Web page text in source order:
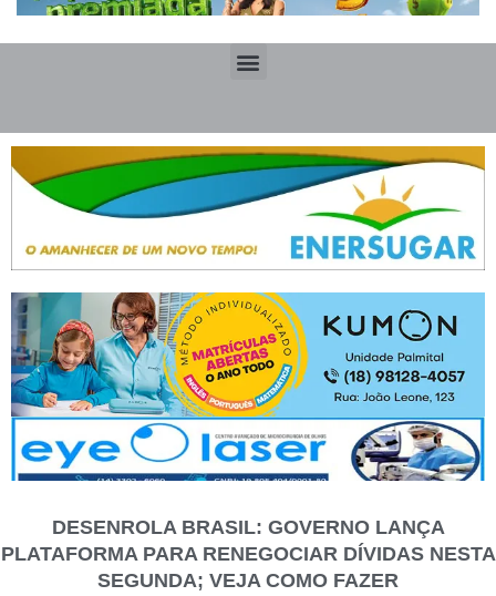
DESENROLA BRASIL: GOVERNO LANÇA
PLATAFORMA PARA RENEGOCIAR DÍVIDAS NESTA
SEGUNDA; VEJA COMO FAZER